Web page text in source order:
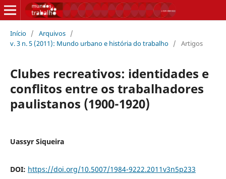
Início / Arquivos /
v. 3 n. 5 (2011): Mundo urbano e história do trabalho / Artigos
Clubes recreativos: identidades e
conflitos entre os trabalhadores
paulistanos (1900-1920)
Uassyr Siqueira
DOI: https://doi.org/10.5007/1984-9222.2011v3n5p233